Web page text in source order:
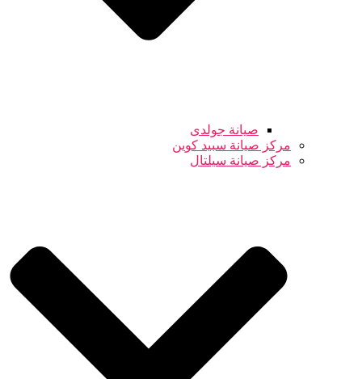
صيانة جولدى
مركز صيانة سبيد كوين
مركز صيانة سيلتال